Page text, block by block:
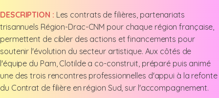
DESCRIPTION : Les contrats de filières, partenariats
trisannuels Région-Drac-CNM pour chaque région française,
permettent de cibler des actions et financements pour
soutenir l'évolution du secteur artistique. Aux côtés de
l'équipe du Pam, Clotilde a co-construit, préparé puis animé
une des trois rencontres professionnelles d'appui à la refonte
du Contrat de filière en région Sud, sur l'accompagnement.